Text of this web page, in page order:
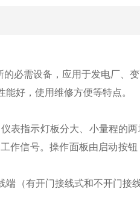
必需设备，应用于发电厂、
好，使用维修方便等特点。
表指示灯板分大、小量程的
作信号。操作面板由启动按钮
端（有开门接线式和不开门